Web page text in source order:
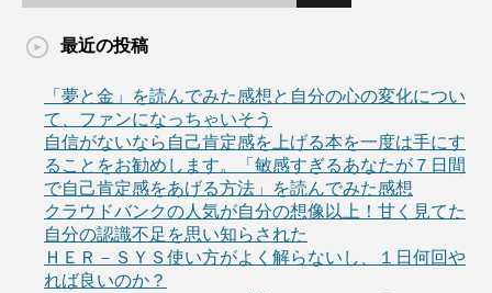
最近の投稿
「夢と金」を読んでみた感想と自分の心の変化につい
て、ファンになっちゃいそう
自信がないなら自己肯定感を上げる本を一度は手にす
ることをお勧めします。「敏感すぎるあなたが７日間
で自己肯定感をあげる方法」を読んでみた感想
クラウドバンクの人気が自分の想像以上！甘く見てた
自分の認識不足を思い知らされた
ＨＥＲ－ＳＹＳ使い方がよく解らないし、１日何回や
れば良いのか？